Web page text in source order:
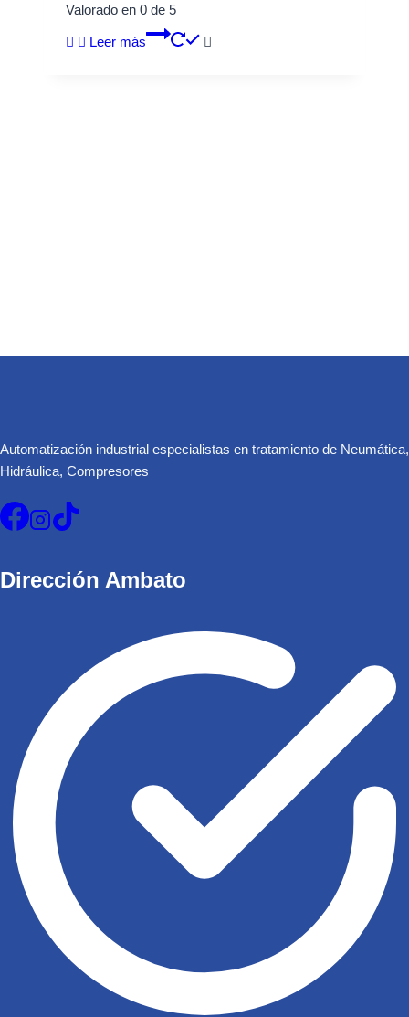
Valorado en 0 de 5
Leer más
Automatización industrial especialistas en tratamiento de Neumática,
Hidráulica, Compresores
Dirección Ambato